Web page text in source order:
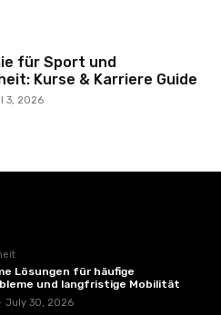
für Sport und
Kurse & Karriere Guide
3, 2026
Lösungen für häufige
und langfristige Mobilität
July 30, 2026